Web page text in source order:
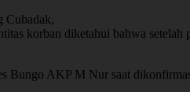
Cubadak,
korban diketahui bahwa
AKP M Nur saat